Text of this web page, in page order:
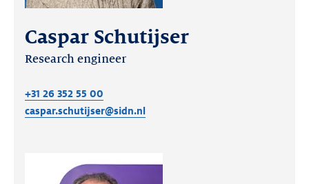
Caspar Schutijser
Research engineer
+31 26 352 55 00
caspar.schutijser@sidn.nl